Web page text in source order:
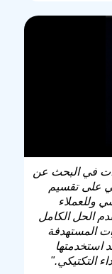
بدأت منذ 7 سنوات في البحث عن
على تقسيم
وللعملاء
الحل الكامل
المستهدفة
استخدمتها
التكتيكي."